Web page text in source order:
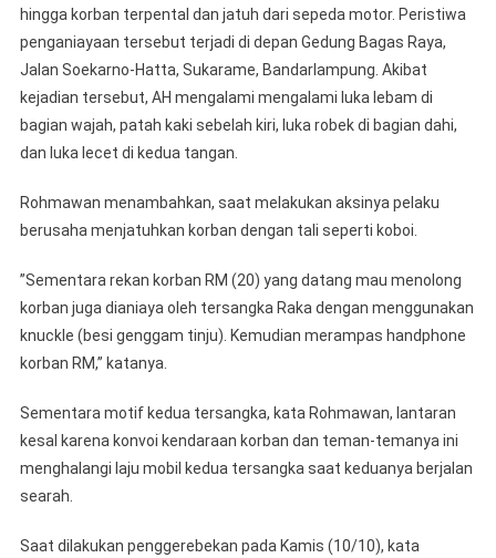
hingga korban terpental dan jatuh dari sepeda motor. Peristiwa
penganiayaan tersebut terjadi di depan Gedung Bagas Raya,
Jalan Soekarno-Hatta, Sukarame, Bandarlampung. Akibat
kejadian tersebut, AH mengalami mengalami luka lebam di
bagian wajah, patah kaki sebelah kiri, luka robek di bagian dahi,
dan luka lecet di kedua tangan.
Rohmawan menambahkan, saat melakukan aksinya pelaku
berusaha menjatuhkan korban dengan tali seperti koboi.
’’Sementara rekan korban RM (20) yang datang mau menolong
korban juga dianiaya oleh tersangka Raka dengan menggunakan
knuckle (besi genggam tinju). Kemudian merampas handphone
korban RM,’’ katanya.
Sementara motif kedua tersangka, kata Rohmawan, lantaran
kesal karena konvoi kendaraan korban dan teman-temanya ini
menghalangi laju mobil kedua tersangka saat keduanya berjalan
searah.
Saat dilakukan penggerebekan pada Kamis (10/10), kata